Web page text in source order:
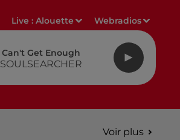
Live :Alouette Webradios
Can't Get Enough
SOULSEARCHER
Voir plus